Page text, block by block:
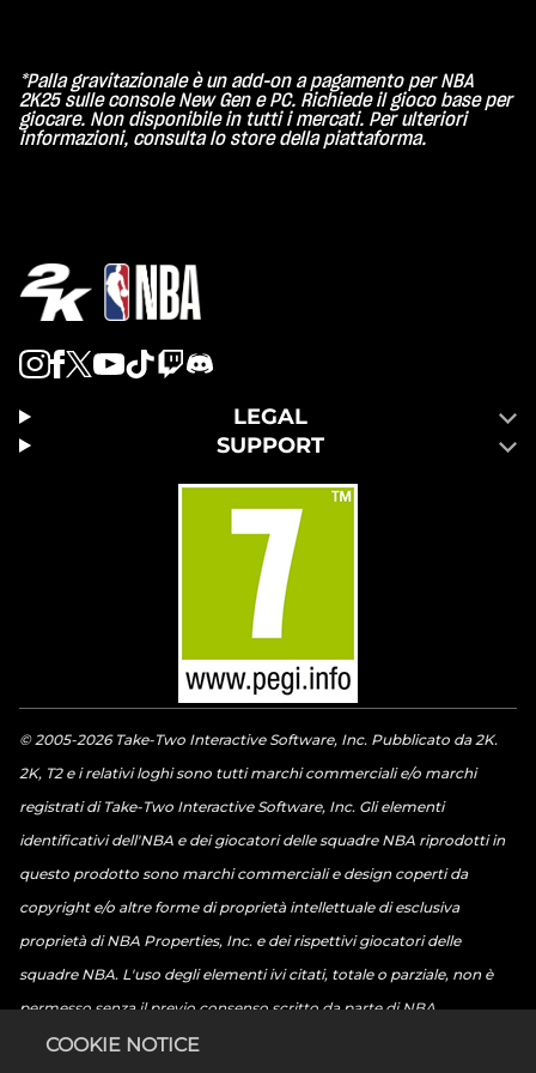
*Palla gravitazionale è un add-on a pagamento per NBA
2K25 sulle console New Gen e PC. Richiede il gioco base per
giocare. Non disponibile in tutti i mercati. Per ulteriori
informazioni, consulta lo store della piattaforma.
LEGAL
SUPPORT
© 2005-2026 Take-Two Interactive Software, Inc. Pubblicato da 2K.
2K, T2 e i relativi loghi sono tutti marchi commerciali e/o marchi
registrati di Take-Two Interactive Software, Inc. Gli elementi
identificativi dell'NBA e dei giocatori delle squadre NBA riprodotti in
questo prodotto sono marchi commerciali e design coperti da
copyright e/o altre forme di proprietà intellettuale di esclusiva
proprietà di NBA Properties, Inc. e dei rispettivi giocatori delle
squadre NBA. L'uso degli elementi ivi citati, totale o parziale, non è
permesso senza il previo consenso scritto da parte di NBA
Properties, Inc. © 2026 NBA Properties, Inc. Tutti i diritti riservati. ©
COOKIE NOTICE